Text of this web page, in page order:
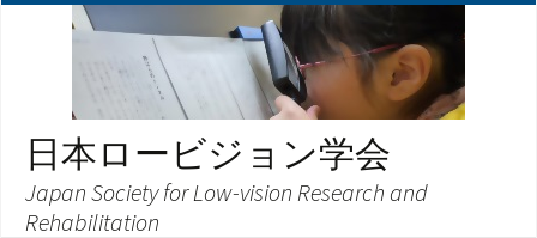
日本ロービジョン学会
Japan Society for Low-vision Research and
Rehabilitation